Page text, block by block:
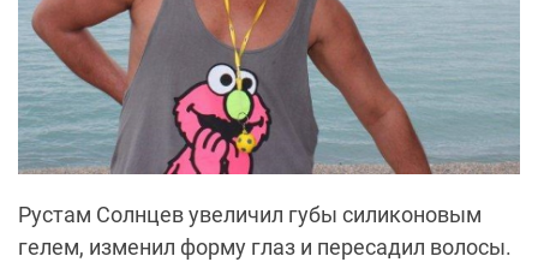
Рустам Солнцев увеличил губы силиконовым
гелем, изменил форму глаз и пересадил волосы.